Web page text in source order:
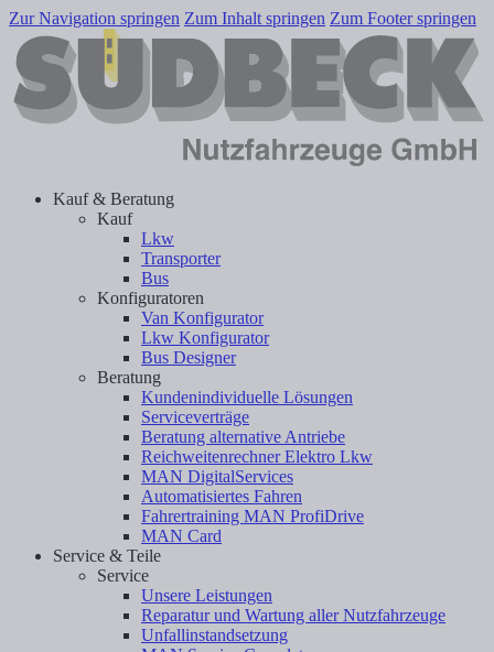
Zur Navigation springen Zum Inhalt springen Zum Footer springen
Kauf & Beratung
Kauf
Lkw
Transporter
Bus
Konfiguratoren
Van Konfigurator
Lkw Konfigurator
Bus Designer
Beratung
Kundenindividuelle Lösungen
Serviceverträge
Beratung alternative Antriebe
Reichweitenrechner Elektro Lkw
MAN DigitalServices
Automatisiertes Fahren
Fahrertraining MAN ProfiDrive
MAN Card
Service & Teile
Service
Unsere Leistungen
Reparatur und Wartung aller Nutzfahrzeuge
Unfallinstandsetzung